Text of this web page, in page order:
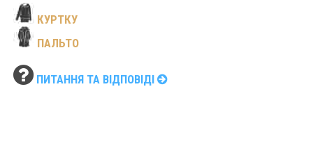
КУРТКУ
ПАЛЬТО
ПИТАННЯ ТА ВІДПОВІДІ